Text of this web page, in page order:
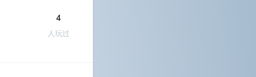
4
人玩过